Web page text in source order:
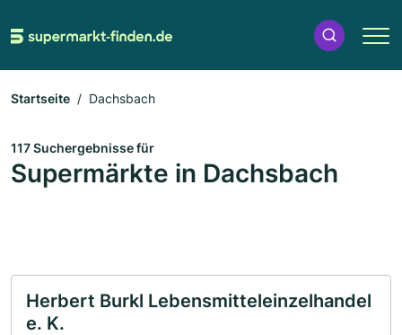
Startseite Dachsbach
117 Suchergebnisse für
Supermärkte in Dachsbach
Herbert Burkl Lebensmitteleinzelhandel
e. K.